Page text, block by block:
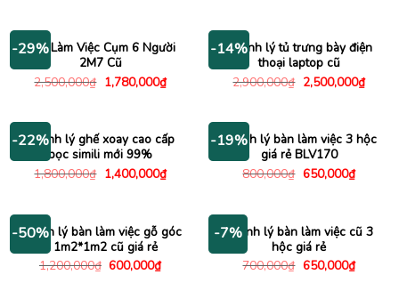
-29%
Bàn Làm Việc Cụm 6 Người
2M7 Cũ
2,500,000₫ Giá
gốc
1,780,000₫Giá
hiện
1,780,000₫.
-14%
Thanh lý tủ trưng bày điện
thoại laptop cũ
2,900,000₫ Giá
gốc
2,500,000₫Giá
hiện
-22%
Thanh lý ghế xoay cao cấp
bọc simili mới 99%
1,800,000₫ Giá
gốc
1,400,000₫Giá
hiện
1,400,000₫.
-19%
Thanh lý bàn làm việc 3 hộc
giá rẻ BLV170
800,000₫ Giá
650,000₫Giá
hiện
-50%
Thanh lý bàn làm việc gỗ góc
L 1m2*1m2 cũ giá rẻ
1,200,000₫ Giá
600,000₫Giá
hiện
-7%
Thanh lý bàn làm việc cũ 3
hộc giá rẻ
700,000₫ Giá
650,000₫Giá
hiện